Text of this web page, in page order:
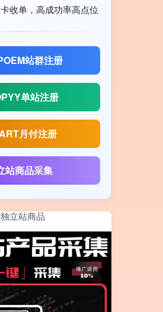
收单，高成功率高点位
站群注册
单站注册
月付注册
站商品采集
立站商品